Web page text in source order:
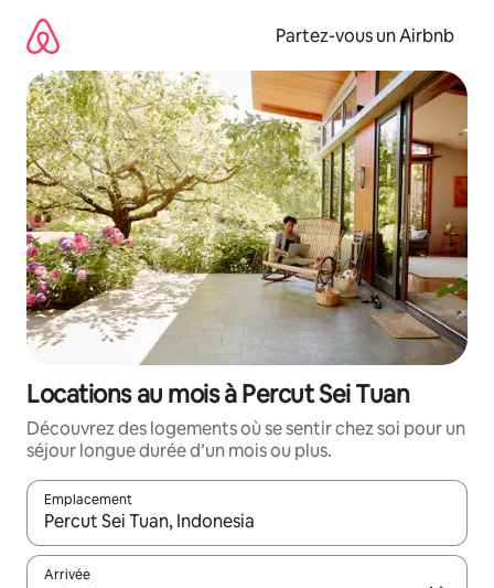
directement
contenu
Partez-vous un Airbnb
Locations au mois à Percut Sei Tuan
Découvrez des logements où se sentir chez soi pour un
séjour longue durée d’un mois ou plus.
Emplacement
Quand les résultats sont affichés, parcourez-les en utilisant
Arrivée